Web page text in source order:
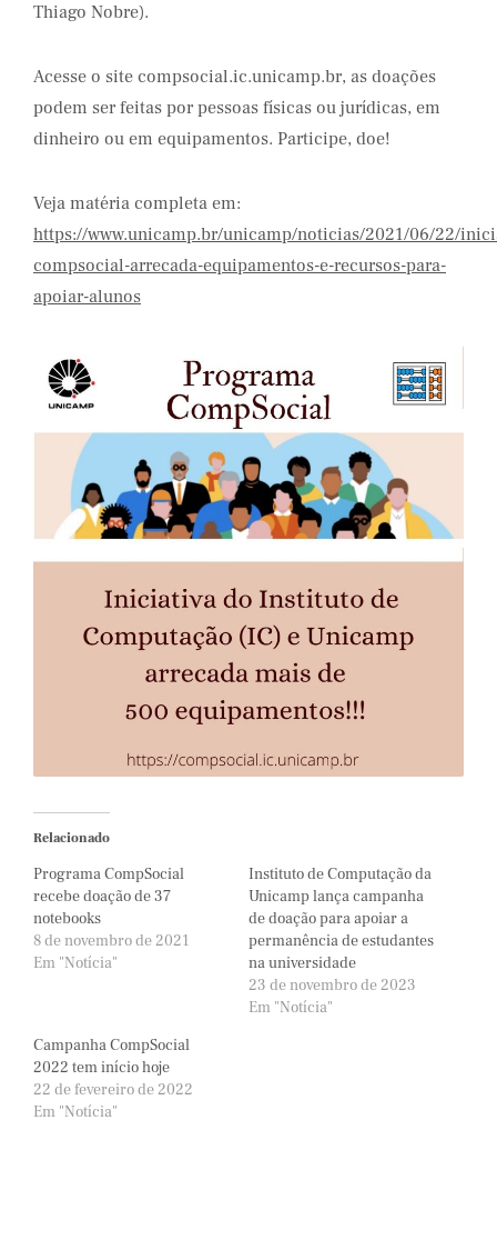
Thiago Nobre).
Acesse o site compsocial.ic.unicamp.br, as doações
podem ser feitas por pessoas físicas ou jurídicas, em
dinheiro ou em equipamentos. Participe, doe!
Veja matéria completa em:
https://www.unicamp.br/unicamp/noticias/2021/06/22/
compsocial-arrecada-equipamentos-e-recursos-para-
apoiar-alunos
Relacionado
Programa CompSocial
recebe doação de 37
notebooks
8 de novembro de 2021
Em "Notícia"
Instituto de Computação da
Unicamp lança campanha
de doação para apoiar a
permanência de estudantes
na universidade
23 de novembro de 2023
Em "Notícia"
Campanha CompSocial
2022 tem início hoje
22 de fevereiro de 2022
Em "Notícia"